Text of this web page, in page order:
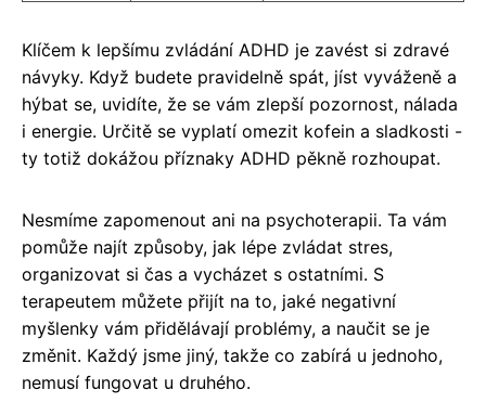
Klíčem k lepšímu zvládání ADHD je zavést si zdravé
návyky. Když budete pravidelně spát, jíst vyváženě a
hýbat se, uvidíte, že se vám zlepší pozornost, nálada
i energie. Určitě se vyplatí omezit kofein a sladkosti -
ty totiž dokážou příznaky ADHD pěkně rozhoupat.
Nesmíme zapomenout ani na psychoterapii. Ta vám
pomůže najít způsoby, jak lépe zvládat stres,
organizovat si čas a vycházet s ostatními. S
terapeutem můžete přijít na to, jaké negativní
myšlenky vám přidělávají problémy, a naučit se je
změnit. Každý jsme jiný, takže co zabírá u jednoho,
nemusí fungovat u druhého.